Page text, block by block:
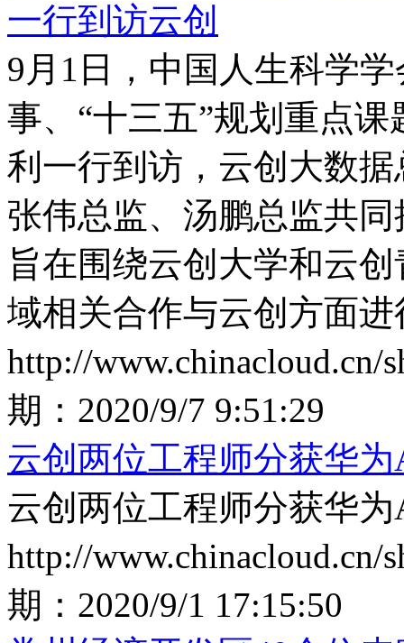
一行到访云创
9月1日，中国人生科学
事、“十三五”规划重点
利一行到访，云创大数
张伟总监、汤鹏总监共
旨在围绕云创大学和云
域相关合作与云创方面
http://www.chinacloud.cn/
期： 2020/9/7 9:51:29
云创两位工程师分获华
云创两位工程师分获华
http://www.chinacloud.cn/
期： 2020/9/1 17:15:50